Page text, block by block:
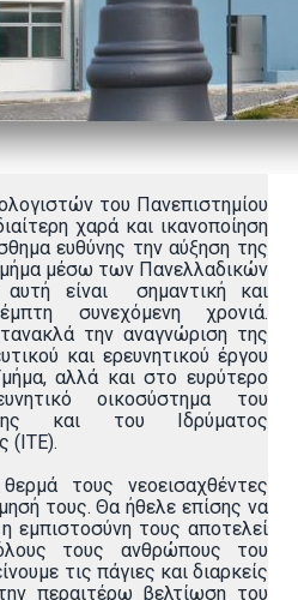
του Πανεπιστημίου
χαρά και ικανοποίηση
ευθύνης την αύξηση της
μέσω των Πανελλαδικών
είναι σημαντική και
συνεχόμενη χρονιά.
την αναγνώριση της
και ερευνητικού έργου
αλλά και στο ευρύτερο
οικοσύστημα του
και του Ιδρύματος
(ΙΤΕ).
τους νεοεισαχθέντες
τους. Θα ήθελε επίσης να
εμπιστοσύνη τους αποτελεί
τους ανθρώπους του
τις πάγιες και διαρκείς
περαιτέρω βελτίωση του